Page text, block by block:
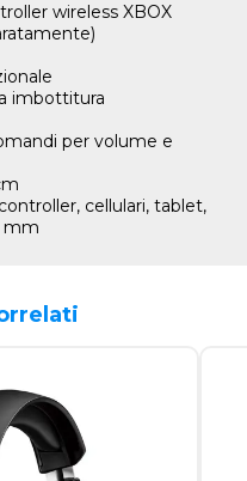
wireless XBOX
imbottitura
per volume e
cellulari, tablet,
mm